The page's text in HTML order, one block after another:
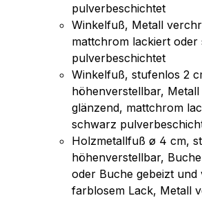
pulverbeschichtet
Winkelfuß, Metall
mattchrom lackiert oder
pulverbeschichtet
Winkelfuß, stufenlos 2
höhenverstellbar,
glänzend, mattchrom
schwarz
Holzmetallfuß ø 4 cm,
höhenverstellbar,
oder Buche gebeizt und
farblosem Lack, Metall